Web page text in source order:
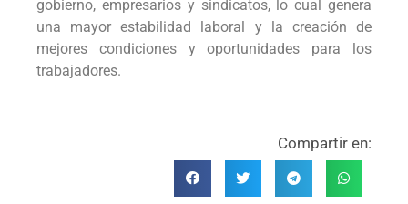
gobierno, empresarios y sindicatos, lo cual genera
una mayor estabilidad laboral y la creación de
mejores condiciones y oportunidades para los
trabajadores.
Compartir en: